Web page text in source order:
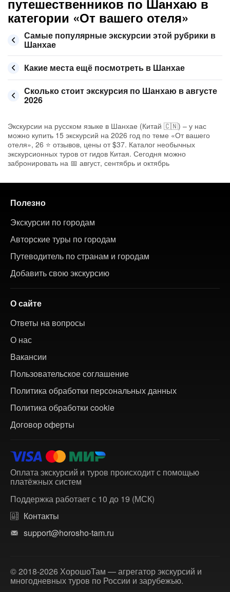
путешественников по Шанхаю в
категории «От вашего отеля»
Самые популярные экскурсии этой рубрики в
Шанхае
Какие места ещё посмотреть в Шанхае
Сколько стоит экскурсия по Шанхаю в августе
2026
Экскурсии на русском языке в Шанхае (Китай 🇨🇳) – у нас
можно купить 15 экскурсий на 2026 год по теме «От вашего
отеля», 26 ⭐ отзывов, цены от $37. Каталог необычных
экскурсионных туров от гидов Китая. Сегодня можно
забронировать на 📅 август, сентябрь и октябрь
Полезно
Экскурсии по городам
Авторские туры по городам
Путеводитель по странам и городам
Добавить свою экскурсию
О сайте
Ответы на вопросы
О нас
Вакансии
Пользовательское соглашение
Политика обработки персональных данных
Политика обработки cookie
Договор оферты
Оплата экскурсий и туров происходит с помощью
платёжных систем
Поддержка работает с 10 до 19 (МСК)
Контакты
support@horosho-tam.ru
© 2018-2026 ХорошоТам — агрегатор экскурсий и
многодневных туров по России и зарубежью.